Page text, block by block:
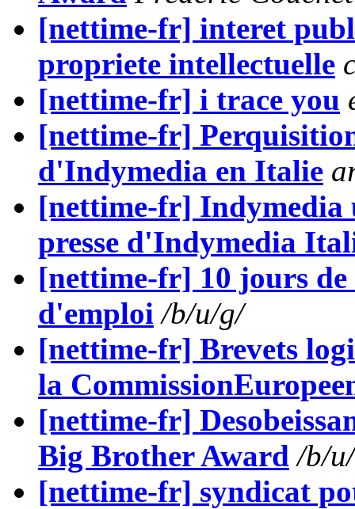
[nettime-fr] interet
propriete intellectuelle
[nettime-fr] i trace you
[nettime-fr]
d'Indymedia en Italie
[nettime-fr] Indymedia
presse d'Indymedia
[nettime-fr] 10 jours de
d'emploi /b/u/g/
[nettime-fr] Brevets
la
[nettime-fr]
Big Brother Award /b/
[nettime-fr] syndicat